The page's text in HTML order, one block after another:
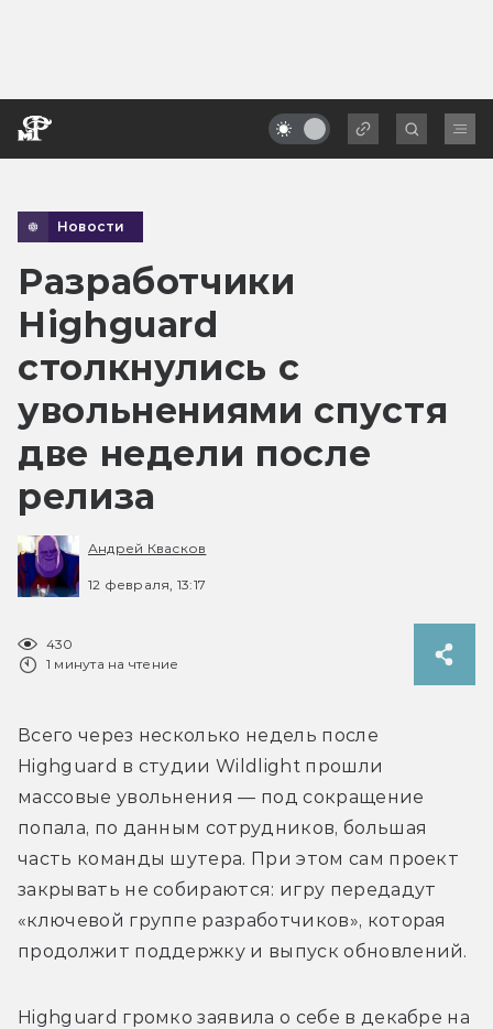
Новости
Разработчики
Highguard
столкнулись с
увольнениями спустя
две недели после
релиза
Андрей Квасков
12 февраля, 13:17
430
1 минута на чтение
Всего через несколько недель после
Highguard в студии Wildlight прошли
массовые увольнения — под сокращение
попала, по данным сотрудников, большая
часть команды шутера. При этом сам проект
закрывать не собираются: игру передадут
«ключевой группе разработчиков», которая
продолжит поддержку и выпуск обновлений.
Highguard громко заявила о себе в декабре на